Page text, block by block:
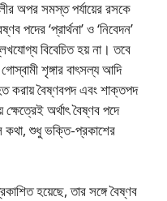
অপর সমস্ত পর্যায়ের রসকে
পদের ‘প্রার্থনা’ ও ‘নিবেদন’
বিবেচিত হয় না। তবে
শৃঙ্গার বাৎসল্য আদি
করায় বৈষ্ণবপদ এবং শাক্তপদ
অর্থাৎ বৈষ্ণব পদে
শুধু ভক্তি-প্রকাশের
হয়েছে, তার সঙ্গে বৈষ্ণব